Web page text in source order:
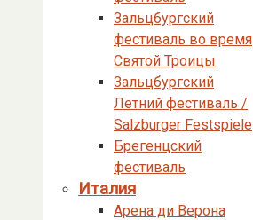
Зальцбургский
фестиваль во время
Святой Троицы
Зальцбургский
Летний фестиваль /
Salzburger Festspiele
Брегенцский
фестиваль
Италия
Арена ди Верона